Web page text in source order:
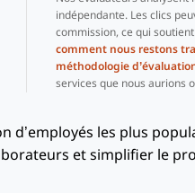
indépendante. Les clics
commission, ce qui
comment nous restons
méthodologie
services que nous aurions
d’employés les plus
et simplifier le